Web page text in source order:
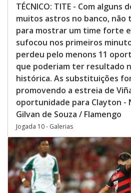
TÉCNICO: TITE - Com alguns
muitos astros no banco, não
para mostrar um time forte
sufocou nos primeiros
perdeu pelo menons 11
que poderiam ter resultado
histórica. As substituições
promovendo a estreia de
oportunidade para Clayton -
Gilvan de Souza / Flamengo
Jogada 10 - Galerias